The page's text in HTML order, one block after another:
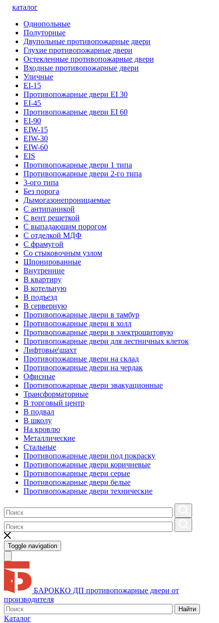
каталог
Однопольные
Полуторные
Двупольные противопожарные двери
Глухие противопожарные двери
Остекленные противопожарные двери
Входные противопожарные двери
Уличные
EI-15
Противопожарные двери EI 30
EI-45
Противопожарные двери EI 60
EI-90
EIW-15
EIW-30
EIW-60
EIS
Противопожарные двери 1 типа
Противопожарные двери 2-го типа
3-ого типа
Без порога
Дымогазонепроницаемые
С антипаникой
С вент решеткой
С выпадающим порогом
С отделкой МДФ
С фрамугой
Со стыковочным узлом
Шпонированные
Внутренние
В квартиру
В котельную
В подъезд
В серверную
Противопожарные двери в тамбур
Противопожарные двери в холл
Противопожарные двери в электрощитовую
Противопожарные двери для лестничных клеток
Лифтовые\шахт
Противопожарные двери на склад
Противопожарные двери на чердак
Офисные
Противопожарные двери эвакуационные
Трансформаторные
В торговый центр
В подвал
В школу
На кровлю
Металлические
Стальные
Противопожарные двери под покраску
Противопожарные двери коричневые
Противопожарные двери серые
Противопожарные двери белые
Противопожарные двери технические
Toggle navigation
БАРОККО ДП противопожарные двери от
производителя
Найти
Каталог